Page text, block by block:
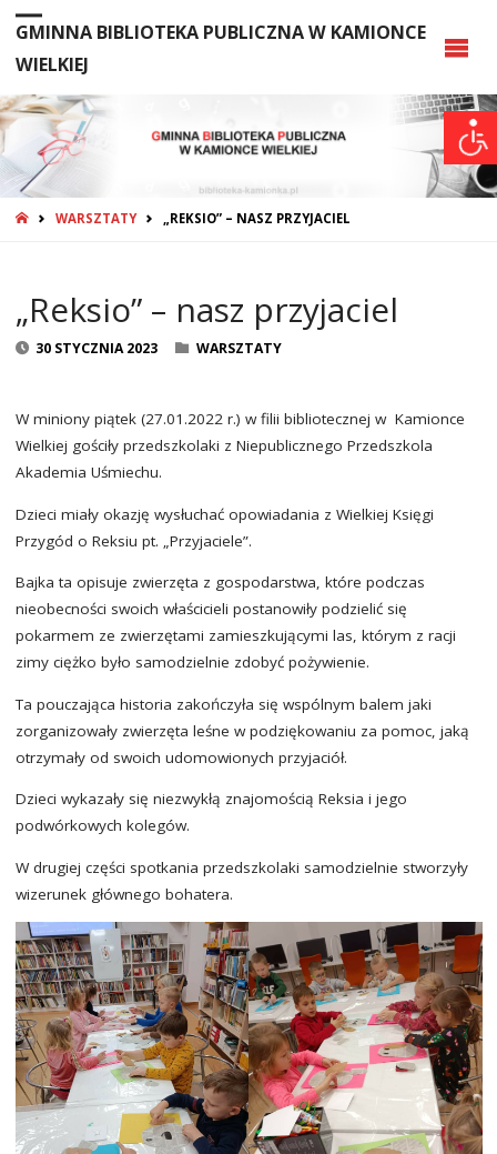
GMINNA BIBLIOTEKA PUBLICZNA W KAMIONCE
WIELKIEJ
STRONA
WARSZTATY „REKSIO” – NASZ PRZYJACIEL
„Reksio” – nasz przyjaciel
30 STYCZNIA 2023 WARSZTATY
W miniony piątek (27.01.2022 r.) w filii bibliotecznej w Kamionce
Wielkiej gościły przedszkolaki z Niepublicznego Przedszkola
Akademia Uśmiechu.
Dzieci miały okazję wysłuchać opowiadania z Wielkiej Księgi
Przygód o Reksiu pt. „Przyjaciele”.
Bajka ta opisuje zwierzęta z gospodarstwa, które podczas
nieobecności swoich właścicieli postanowiły podzielić się
pokarmem ze zwierzętami zamieszkującymi las, którym z racji
zimy ciężko było samodzielnie zdobyć pożywienie.
Ta pouczająca historia zakończyła się wspólnym balem jaki
zorganizowały zwierzęta leśne w podziękowaniu za pomoc, jaką
otrzymały od swoich udomowionych przyjaciół.
Dzieci wykazały się niezwykłą znajomością Reksia i jego
podwórkowych kolegów.
W drugiej części spotkania przedszkolaki samodzielnie stworzyły
wizerunek głównego bohatera.